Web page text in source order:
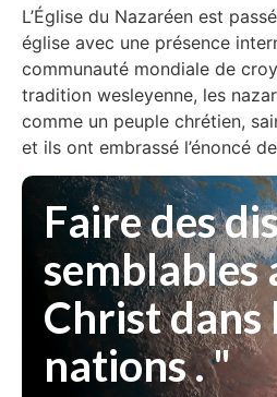
L’Église du Nazaréen est
église avec une présence
communauté mondiale de
tradition wesleyenne, les
comme un peuple chrétien,
et ils ont embrassé l’énoncé
Faire des
semblables
Christ dans
nations . "